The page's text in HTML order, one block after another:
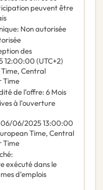
peuvent être
: Non autorisée
des
12:00:00 (UTC+2)
Central
Time
de l’offre: 6 Mois
à l’ouverture
06/06/202513:00:00
Time, Central
Time
:
exécuté dans le
d’emplois